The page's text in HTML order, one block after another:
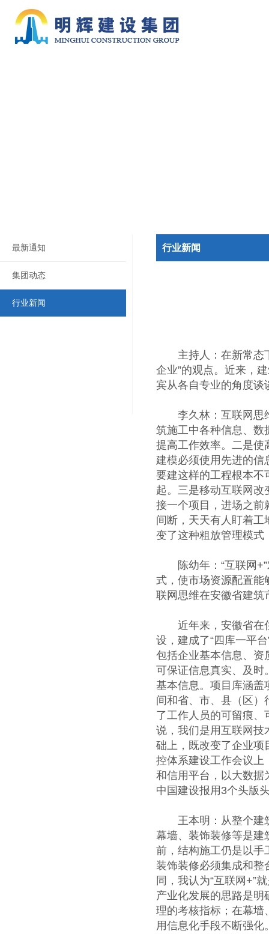
最新通知
集团动态
行业新闻
行业新闻
主持人：在新常态下
企业”的观点。近来，
宾从各自专业的角度谈
李久林：互联网思维
筑施工中各种信息、数
提高工作效率。二是使
建模必须使用先进的信
要建这样的工程根本不
起。三是移动互联网改
接一个项目，进场之前
间断，天天有人盯着
变了这种粗放管理模式
陈幼年：“互联网+”
式，使市场资源配置能
联网思维在安徽省建筑
近年来，安徽省在住
设，建成了“四库一平
包括企业基本信息、资
可保证信息真实、及时
基本信息。项目库涵盖
间和省、市、县（区
了工作人员的可留痕
说，我们是用互联网技
础上，既改变了企业项
控体系建设工作会议上
和信用平台，以大数据
中国建设报用3个头版
王本明：从整个建筑
幕墙、装饰装修等是建
前，结构施工仍是以手
装饰装修必须集成和整
同，我认为“互联网+”
产业化发展的思路是
理的考核指标；在幕墙
用信息化手段不断强化